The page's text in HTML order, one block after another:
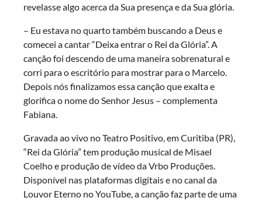
revelasse algo acerca da Sua presença e da Sua glória.
– Eu estava no quarto também buscando a Deus e
comecei a cantar “Deixa entrar o Rei da Glória”. A
canção foi descendo de uma maneira sobrenatural e
corri para o escritório para mostrar para o Marcelo.
Depois nós finalizamos essa canção que exalta e
glorifica o nome do Senhor Jesus – complementa
Fabiana.
Gravada ao vivo no Teatro Positivo, em Curitiba (PR),
“Rei da Glória” tem produção musical de Misael
Coelho e produção de vídeo da Vrbo Produções.
Disponível nas plataformas digitais e no canal da
Louvor Eterno no YouTube, a canção faz parte de uma